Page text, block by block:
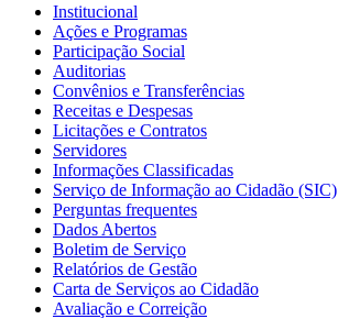
Institucional
Ações e Programas
Participação Social
Auditorias
Convênios e Transferências
Receitas e Despesas
Licitações e Contratos
Servidores
Informações Classificadas
Serviço de Informação ao Cidadão (SIC)
Perguntas frequentes
Dados Abertos
Boletim de Serviço
Relatórios de Gestão
Carta de Serviços ao Cidadão
Avaliação e Correição